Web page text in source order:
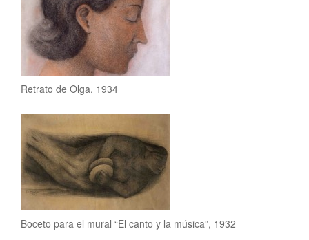
Retrato de Olga, 1934
Boceto para el mural “El canto y la música”, 1932